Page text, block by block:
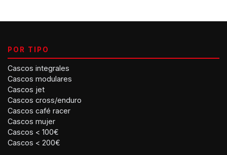
POR TIPO
Cascos integrales
Cascos modulares
Cascos jet
Cascos cross/enduro
Cascos café racer
Cascos mujer
Cascos < 100€
Cascos < 200€